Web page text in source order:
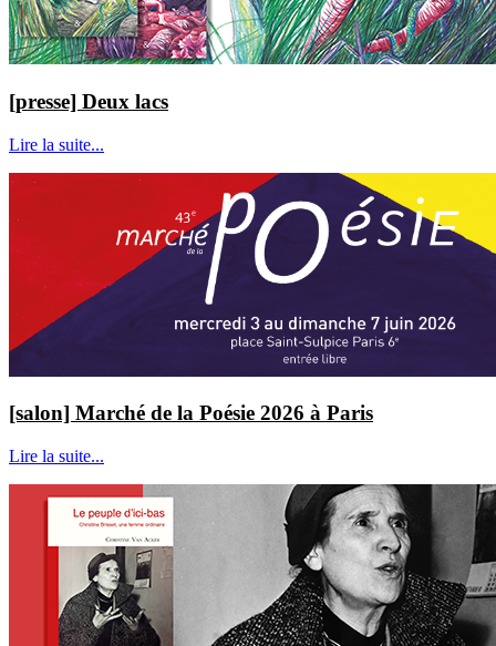
[presse] Deux lacs
Lire la suite...
[salon] Marché de la Poésie 2026 à Paris
Lire la suite...